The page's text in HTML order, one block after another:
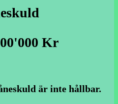
Kr
är inte hållbar.